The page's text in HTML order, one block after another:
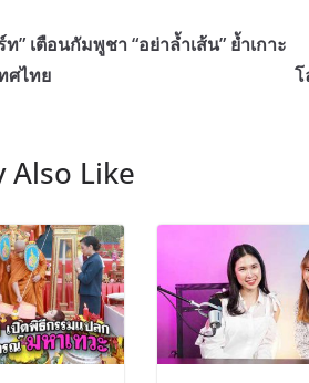
” เตือนกัมพูชา “อย่าล้ำเส้น” ย้ำเกาะ
ศไทย
Also Like